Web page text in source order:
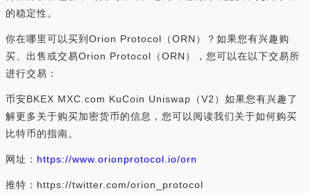
的稳定性。
你在哪里可以买到Orion Protocol（ORN）？如果您有兴趣购
买、出售或交易Orion Protocol（ORN），您可以在以下交易所
进行交易：
币安BKEX MXC.com KuCoin Uniswap（V2）如果您有兴趣了
解更多关于购买加密货币的信息，您可以阅读我们关于如何购买
比特币的指南。
网址： https://www.orionprotocol.io/orn
推特：https://twitter.com/orion_protocol